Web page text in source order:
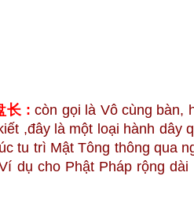
长 : còn gọi là Vô cùng bàn,
,đây là một loại hành dây
tu trì Mật Tông thông qua
dụ cho Phật Pháp rộng